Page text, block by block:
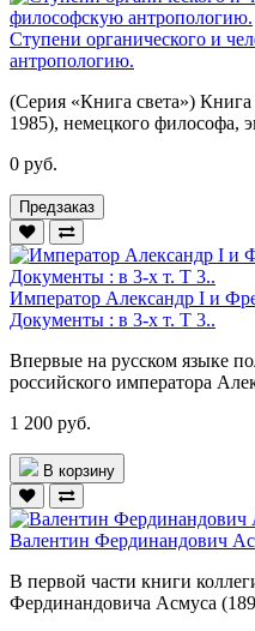
Ступени органического и
антропологию.
(Серия «Книга света»)
1985), немецкого философа,
0 руб.
Предзаказ
Император Александр I и
Документы : в 3-х т. Т 3..
Впервые на русском языке
российского императора
1 200 руб.
В корзину
Валентин Фердинандович
В первой части книги
Фердинандовича Асмуса